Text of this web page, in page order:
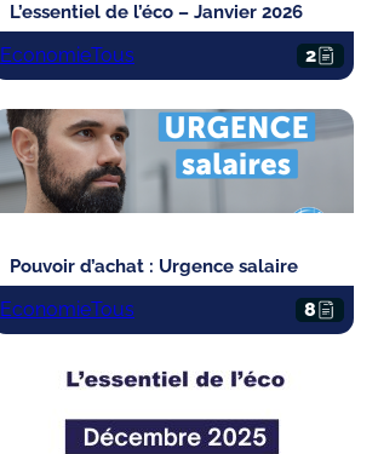
L’essentiel de l’éco – Janvier 2026
EconomieTous 2
Pouvoir d’achat : Urgence salaire
EconomieTous 8